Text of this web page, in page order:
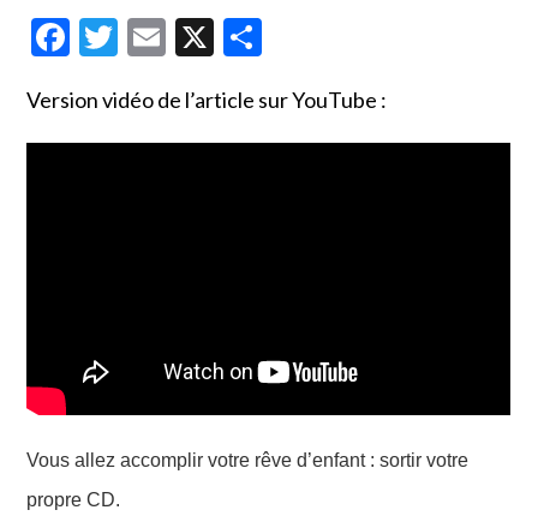
F
e
b
T
itt
er
E
ai
l
X
ta
g
Version vidéo de l’article sur YouTube :
Vous allez accomplir votre rêve d’enfant : sortir votre
propre CD.